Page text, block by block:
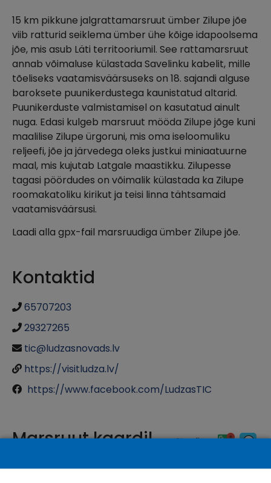
15 km pikkune jalgrattamarsruut ümber Zilupe jõe
viib ratturid seiklema ümber ühe kõige idapoolsema
jõe, mis asub Läti territooriumil. See rattamarsruut
annab võimaluse külastada Savelinku kabelit, mille
tõeliseks vaatamisväärsuseks on 18. sajandi alguse
baroksete puunikerdustega kaunistatud altarid.
Puunikerduste valmistamisel on kasutatud ainult
nuga. Edasi kulgeb marsruut mööda Zilupe jõge kuni
maalilise Zilupe ürgoruni, mis oma iseloomuliku
reljeefi, jõe ja järvedega oleks justkui miniaatuurne
maal, mis kujutab Latgale maastikku. Zilupesse
tagasi pöördudes on võimalik külastada ka Zilupe
roomakatoliku kirikut ja teisi linna tähtsamaid
vaatamisväärsusi.
Laadi alla gpx-fail marsruudiga ümber Zilupe jõe.
Kontaktid
65707203
29327265
tic@ludzasnovads.lv
https://visitludza.lv/
https://www.facebook.com/LudzasTIC
Marsruut kaardil Stardisse: